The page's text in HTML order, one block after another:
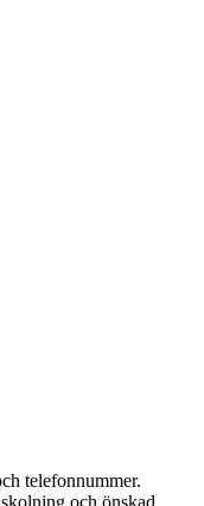
telefonnummer.
och önskad